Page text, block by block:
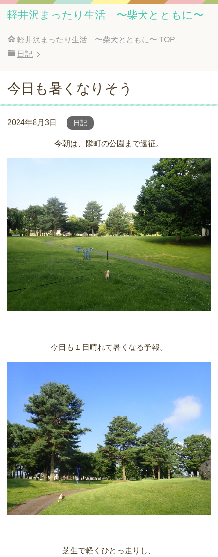
軽井沢まったり生活 〜柴犬とともに〜
軽井沢まったり生活 〜柴犬とともに〜 TOP
日記
今日も暑くなりそう
2024年8月3日 日記
今朝は、隣町の公園まで遠征。
今日も１日晴れて暑くなる予報。
芝生で軽くひとっ走りし、